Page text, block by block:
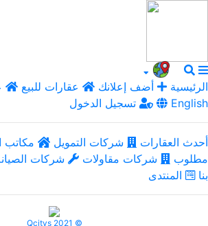
الرئيسية أضف إعلانك عقارات للبيع
تسجيل الدخول
English
أحدث العقارات شركات التمويل
مكاتب
مطلوب
شركات مقاولات شركات
بنا
المنتدى
Qcitys 2021 ©